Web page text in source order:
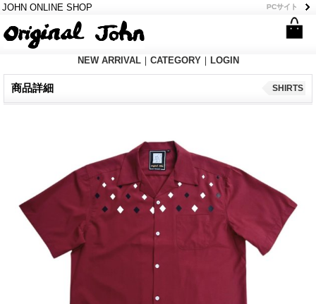
JOHN ONLINE SHOP PCサイト
NEW ARRIVAL｜ CATEGORY｜ LOGIN
商品詳細 SHIRTS
PCサイト